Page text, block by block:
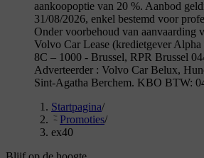
aankoopoptie van 20 %. Aanbod
31/08/2026, enkel bestemd voor
Onder voorbehoud van aanvaarding
Volvo Car Lease (kredietgever Alpha
8C – 1000 - Brussel, RPR Brussel
Adverteerder : Volvo Car Belux,
Sint-Agatha Berchem. KBO BTW:
Startpagina/
Promoties/
ex40